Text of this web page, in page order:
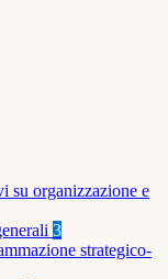
su organizzazione e
3
strategico-